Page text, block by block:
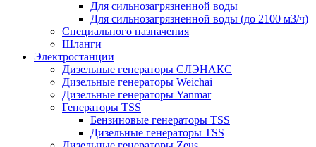
Для сильнозагрязненной воды
Для сильнозагрязненной воды (до 2100 м3/ч)
Специального назначения
Шланги
Электростанции
Дизельные генераторы СЛЭНАКС
Дизельные генераторы Weichai
Дизельные генераторы Yanmar
Генераторы TSS
Бензиновые генераторы TSS
Дизельные генераторы TSS